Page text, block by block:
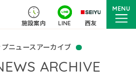
施設案内 LINE 西友
MENU
ニュースアーカイブ
ARCHIVE